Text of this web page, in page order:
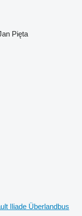
Pięta
Iliade Überlandbus